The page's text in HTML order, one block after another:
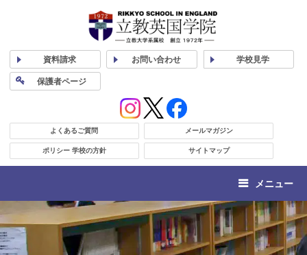
資料請求 お問い合わせ 学校見学
保護者ページ
よくあるご質問 メールマガジン
ポリシー 学校の方針 サイトマップ
メニュー